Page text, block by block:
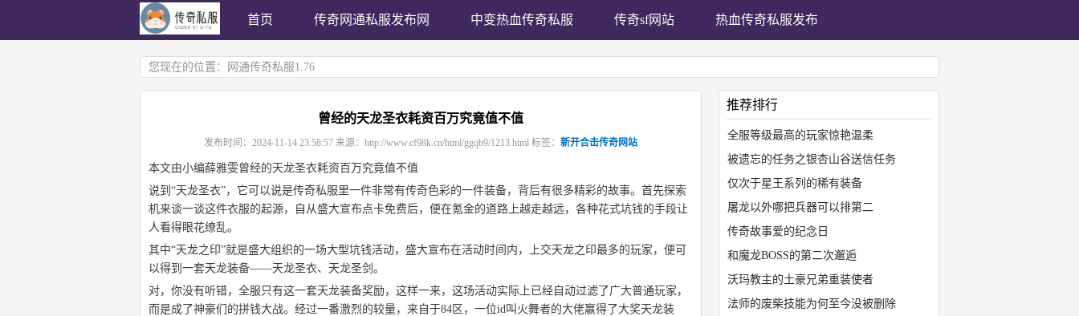
首页 传奇网通私服发布网 中变热血传奇私服 传奇sf网站 热血传奇私服发布
您现在的位置： 网通传奇私服1.76
曾经的天龙圣衣耗资百万究竟值不值
发布时间： 2024-11-14 23:58:57 来源： http://www.cf98k.cn/html/ggqb9/1213.html 标签： 新开合击传奇网站
本文由小编薛雅雯曾经的天龙圣衣耗资百万究竟值不值
说到“天龙圣衣”，它可以说是传奇私服里一件非常有传奇色彩的一件装备，背后有很多精彩的故事。首先探索
机来谈一谈这件衣服的起源，自从盛大宣布点卡免费后，便在氪金的道路上越走越远，各种花式坑钱的手段让
人看得眼花缭乱。
其中“天龙之印”就是盛大组织的一场大型坑钱活动，盛大宣布在活动时间内，上交天龙之印最多的玩家，便可
以得到一套天龙装备——天龙圣衣、天龙圣剑。
对，你没有听错，全服只有这一套天龙装备奖励，这样一来，这场活动实际上已经自动过滤了广大普通玩家，
而是成了神豪们的拼钱大战。经过一番激烈的较量，来自于84区，一位id叫火舞者的大佬赢得了大奖天龙装
推荐排行
全服等级最高的玩家惊艳温柔
被遗忘的任务之银杏山谷送信任务
仅次于星王系列的稀有装备
屠龙以外哪把兵器可以排第二
传奇故事爱的纪念日
和魔龙BOSS的第二次邂逅
沃玛教主的土豪兄弟重装使者
法师的废柴技能为何至今没被删除